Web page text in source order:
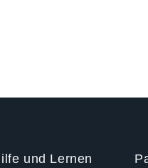
und Lernen